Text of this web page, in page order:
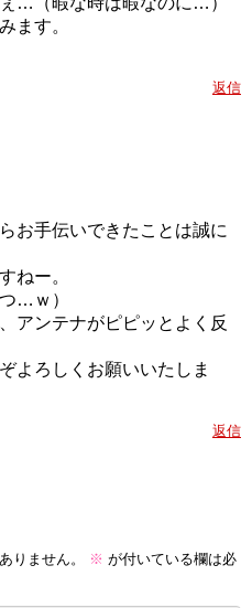
ます。
返信
お手伝いできたことは誠に
ねー。
…ｗ）
アンテナがピピッとよく反
よろしくお願いいたしま
返信
りません。 ※ が付いている欄は必